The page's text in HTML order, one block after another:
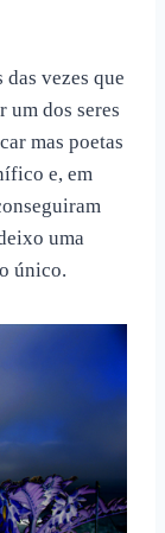
vezes que
um dos seres
mas poetas
e, em
uma
único.